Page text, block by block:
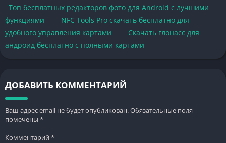
Топ бесплатных редакторов фото для Android с лучшими
функциями
NFC Tools Pro скачать бесплатно для
удобного управления картами
Скачать глонасс для
андроид бесплатно с полными картами
ДОБАВИТЬ КОММЕНТАРИЙ
Ваш адрес email не будет опубликован.Обязательные поля
помечены *
Комментарий*